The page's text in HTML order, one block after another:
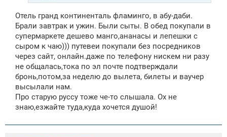
Отель гранд континенталь фламинго, в абу-даби.
Брали завтрак и ужин. Были сыты. В обед покупали в
супермаркете дешево манго,ананасы и лепешки с
сыром к чаю))) путевеи покупали без посредников
через сайт, онлайн.даже по телефону нискем ни разу
не общалась,тока по эл почте подтверждали
бронь,потом,за неделю до вылета, билеты и ваучер
высылали нам.
Про старую руссу тоже че-то слышала. Ох не
знаю,езжайте туда,куда хочется душой!